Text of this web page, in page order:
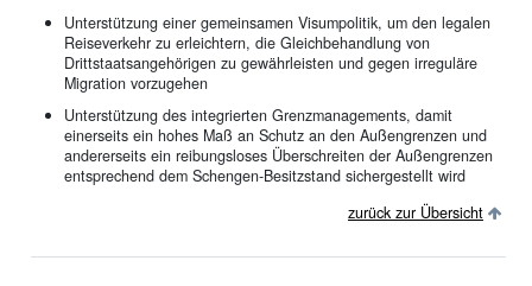
Unterstützung einer gemeinsamen Visumpolitik, um den legalen
Reiseverkehr zu erleichtern, die Gleichbehandlung von
Drittstaatsangehörigen zu gewährleisten und gegen irreguläre
Migration vorzugehen
Unterstützung des integrierten Grenzmanagements, damit
einerseits ein hohes Maß an Schutz an den Außengrenzen und
andererseits ein reibungsloses Überschreiten der Außengrenzen
entsprechend dem Schengen-Besitzstand sichergestellt wird
zurück zur Übersicht